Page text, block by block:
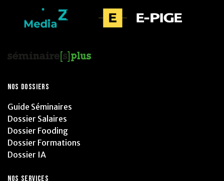
NOS DOSSIERS
Guide Séminaires
Dossier Salaires
Dossier Fooding
Dossier Formations
Dossier IA
NOS SERVICES